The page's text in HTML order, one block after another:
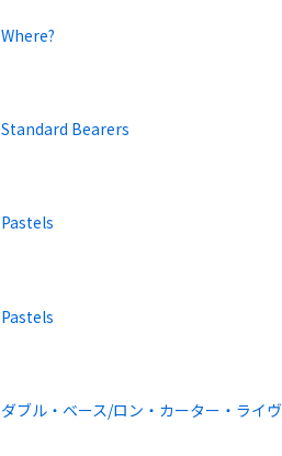
Where?
Standard Bearers
Pastels
Pastels
ダブル・ベース/ロン・カーター・ライヴ